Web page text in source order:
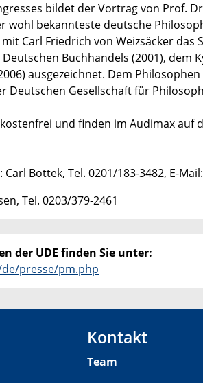
bildet der Vortrag von Prof.
wohl bekannteste deutsche
Carl Friedrich von Weizsäcker
Buchhandels (2001), dem
ausgezeichnet. Dem
Deutschen Gesellschaft für
und finden im Audimax auf
Bottek, Tel. 0201/183-3482, E-
Tel. 0203/379-2461
der UDE finden Sie unter:
presse/pm.php
Kontakt
Team